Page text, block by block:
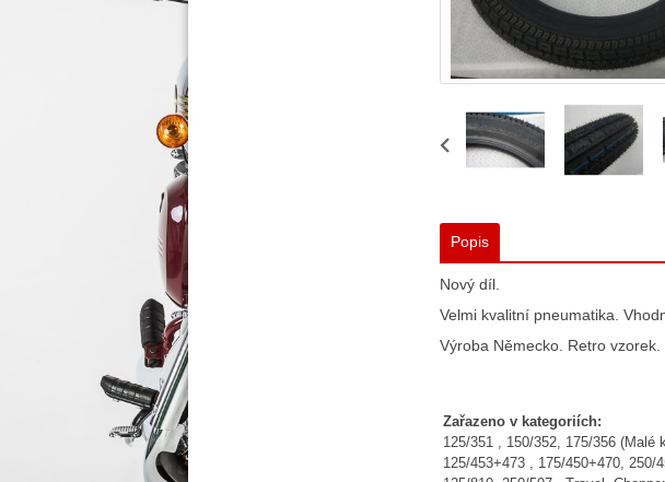
Popis
Nový díl.
Velmi kvalitní pneumatika.
Výroba Německo. Retro vzorek.
Zařazeno v kategoriích:
125/351 , 150/352, 175/356 (Malé
125/453+473 , 175/450+470, 250/